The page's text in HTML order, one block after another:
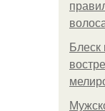
Блеск